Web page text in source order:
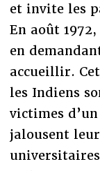
et invite les
En août
en
accueillir.
les Indiens
victimes
jalousent